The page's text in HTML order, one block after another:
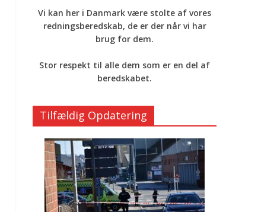
Vi kan her i Danmark være stolte af vores
redningsberedskab, de er der når vi har
brug for dem.
Stor respekt til alle dem som er en del af
beredskabet.
Tilfældig Opdatering